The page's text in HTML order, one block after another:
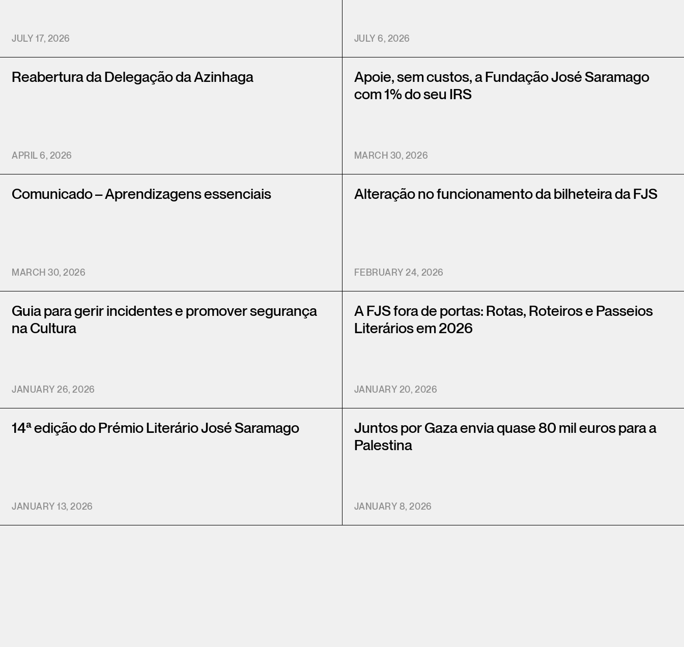
JULY 17, 2026 JULY 6, 2026
Reabertura da Delegação da Azinhaga
APRIL 6, 2026
Apoie, sem custos, a Fundação José Saramago
com 1% do seu IRS
MARCH 30, 2026
Comunicado – Aprendizagens essenciais
MARCH 30, 2026
Alteração no funcionamento da bilheteira da FJS
FEBRUARY 24, 2026
Guia para gerir incidentes e promover segurança
na Cultura
JANUARY 26, 2026
A FJS fora de portas: Rotas, Roteiros e Passeios
Literários em 2026
JANUARY 20, 2026
14ª edição do Prémio Literário José Saramago
JANUARY 13, 2026
Juntos por Gaza envia quase 80 mil euros para a
Palestina
JANUARY 8, 2026